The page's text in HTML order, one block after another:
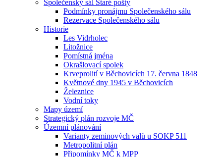
Společenský sál Staré pošty
Podmínky pronájmu Společenského sálu
Rezervace Společenského sálu
Historie
Les Vidrholec
Litožnice
Pomístná jména
Okrašlovací spolek
Krveprolití v Běchovicích 17. června 1848
Květnové dny 1945 v Běchovicích
Železnice
Vodní toky
Mapy území
Strategický plán rozvoje MČ
Územní plánování
Varianty zeminových valů u SOKP 511
Metropolitní plán
Připomínky MČ k MPP